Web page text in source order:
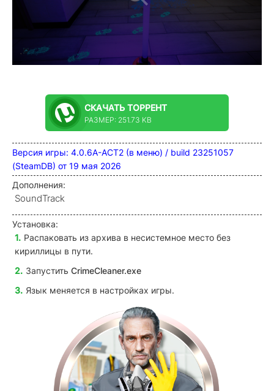
СКАЧАТЬ ТОРРЕНТ
РАЗМЕР: 251.73 KB
Версия игры: 4.0.6A-ACT2 (в меню) / build 23251057
(SteamDB) от 19 мая 2026
Дополнения:
SoundTrack
Установка:
Распаковать из архива в несистемное место без
кириллицы в пути.
Запустить CrimeCleaner.exe
Язык меняется в настройках игры.